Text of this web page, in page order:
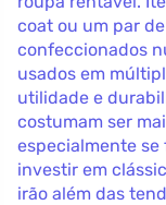
coat ou um par
confeccionados
usados em
utilidade e
costumam ser
especialmente se
investir em
irão além das